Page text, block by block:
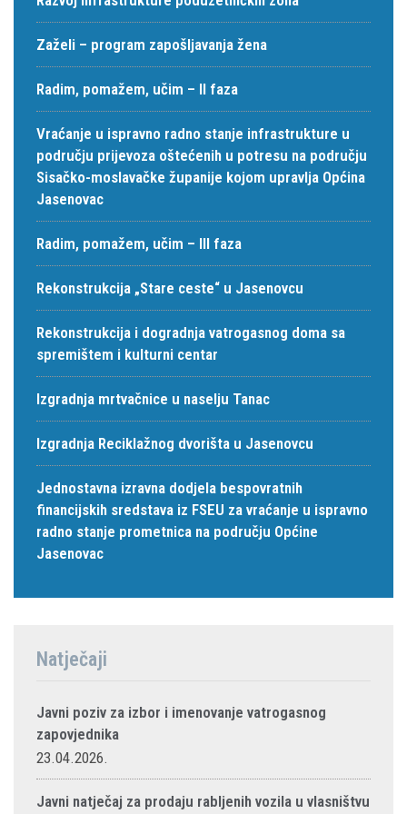
Zaželi – program zapošljavanja žena
Radim, pomažem, učim – II faza
Vraćanje u ispravno radno stanje infrastrukture u
području prijevoza oštećenih u potresu na području
Sisačko-moslavačke županije kojom upravlja Općina
Jasenovac
Radim, pomažem, učim – III faza
Rekonstrukcija „Stare ceste“ u Jasenovcu
Rekonstrukcija i dogradnja vatrogasnog doma sa
spremištem i kulturni centar
Izgradnja mrtvačnice u naselju Tanac
Izgradnja Reciklažnog dvorišta u Jasenovcu
Jednostavna izravna dodjela bespovratnih
financijskih sredstava iz FSEU za vraćanje u ispravno
radno stanje prometnica na području Općine
Jasenovac
Natječaji
Javni poziv za izbor i imenovanje vatrogasnog
zapovjednika
23.04.2026.
Javni natječaj za prodaju rabljenih vozila u vlasništvu